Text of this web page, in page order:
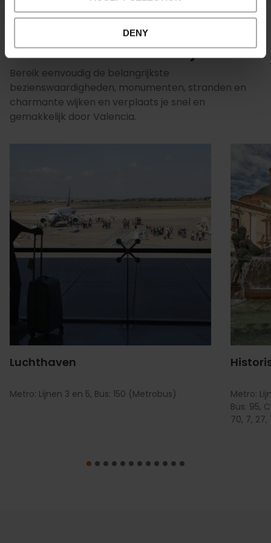
DENY
De beste bus- en metrolijnen
Bereik eenvoudig de belangrijkste
bezienswaardigheden, monumenten, stranden en
charmante wijken en verplaats je snel en
gemakkelijk door Valencia.
Luchthaven
Metro: Lijnen 3 en 5, Bus: 150 (Metrobus)
Metro:
Bus: 95,
70, 7,